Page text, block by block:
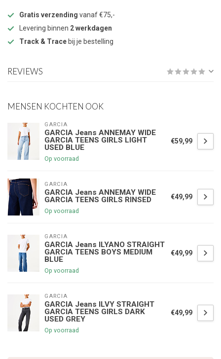
Gratis verzending vanaf €75,-
Levering binnen 2 werkdagen
Track & Trace bij je bestelling
REVIEWS
MENSEN KOCHTEN OOK
GARCIA
GARCIA Jeans ANNEMAY WIDE
GARCIA TEENS GIRLS LIGHT
USED BLUE
Op voorraad
€59,99
GARCIA
GARCIA Jeans ANNEMAY WIDE
GARCIA TEENS GIRLS RINSED
Op voorraad
€49,99
GARCIA
GARCIA Jeans ILYANO STRAIGHT
GARCIA TEENS BOYS MEDIUM
BLUE
Op voorraad
€49,99
GARCIA
GARCIA Jeans ILVY STRAIGHT
GARCIA TEENS GIRLS DARK
USED GREY
Op voorraad
€49,99